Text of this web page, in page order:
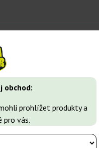
obchod:
prohlížet produkty a
pro vás.